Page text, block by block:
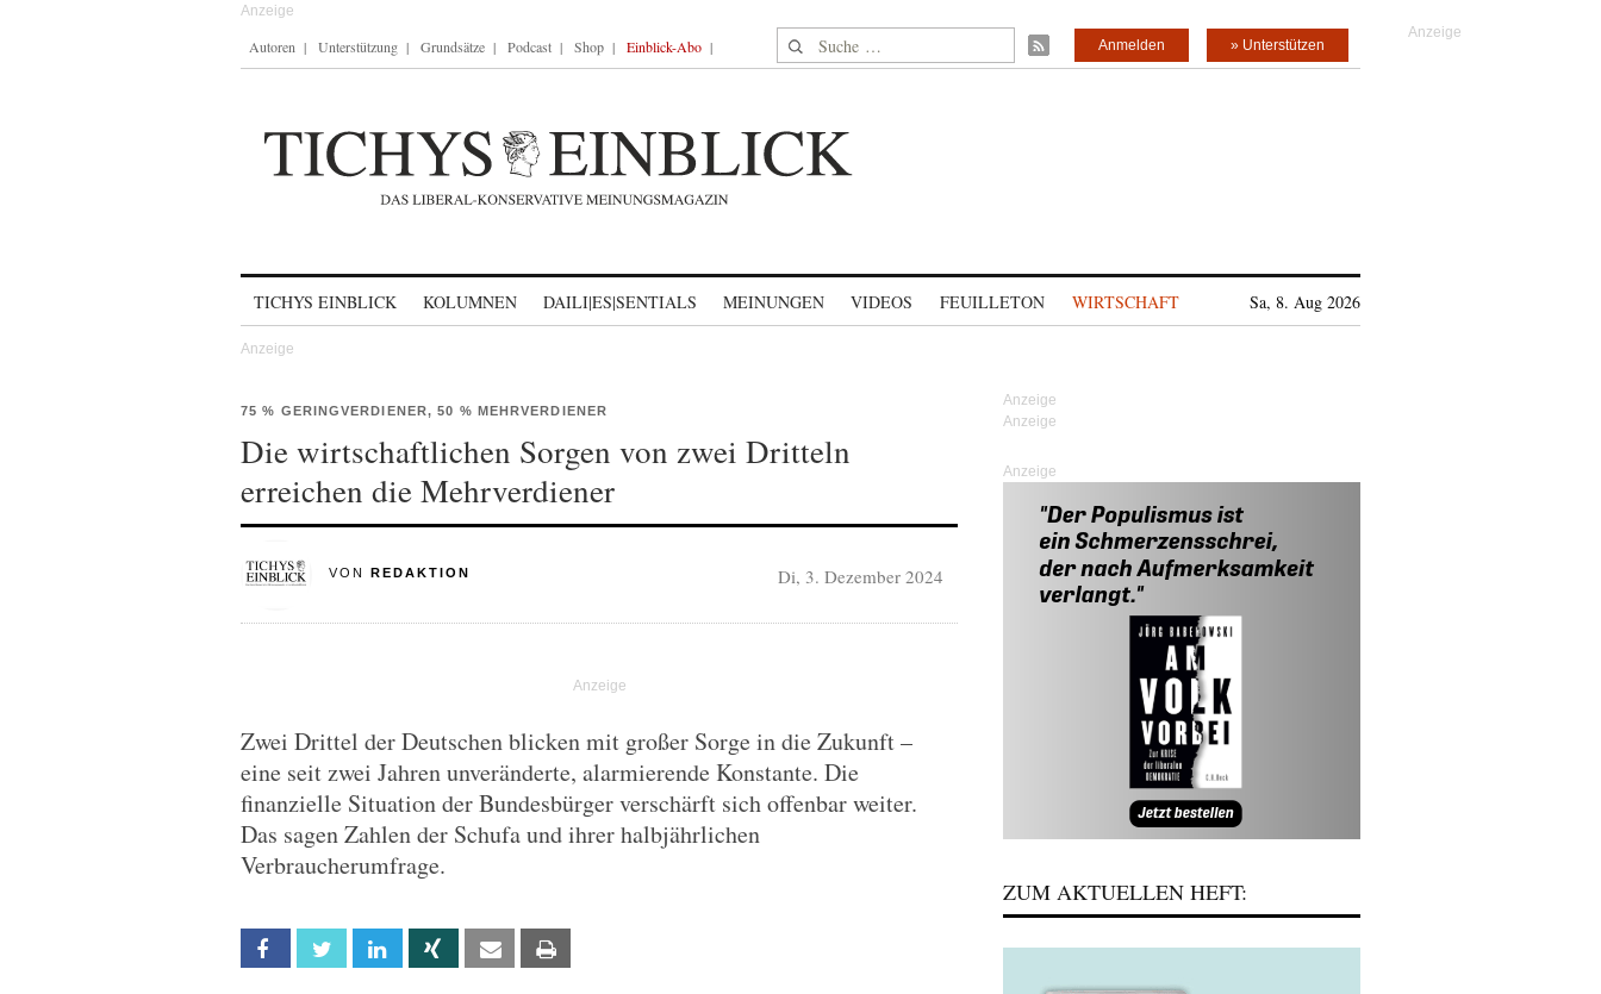
Autoren Unterstützung Grundsätze Podcast Shop Einblick-Abo Suche nach: » Unterstützen
Anmelden
TICHYS EINBLICK KOLUMNEN DAILI|ES|SENTIALS MEINUNGEN VIDEOS FEUILLETON WIRTSCHAFT Sa, 8. Aug 2026
75 % GERINGVERDIENER, 50 % MEHRVERDIENER
Die wirtschaftlichen Sorgen von zwei Dritteln
erreichen die Mehrverdiener
VON REDAKTION Di, 3. Dezember 2024
Zwei Drittel der Deutschen blicken mit großer Sorge in die Zukunft –
eine seit zwei Jahren unveränderte, alarmierende Konstante. Die
finanzielle Situation der Bundesbürger verschärft sich offenbar weiter.
Das sagen Zahlen der Schufa und ihrer halbjährlichen
Verbraucherumfrage.
Facebook Twitter Linkedin Xing Email
Anzeige
ZUM AKTUELLEN HEFT: